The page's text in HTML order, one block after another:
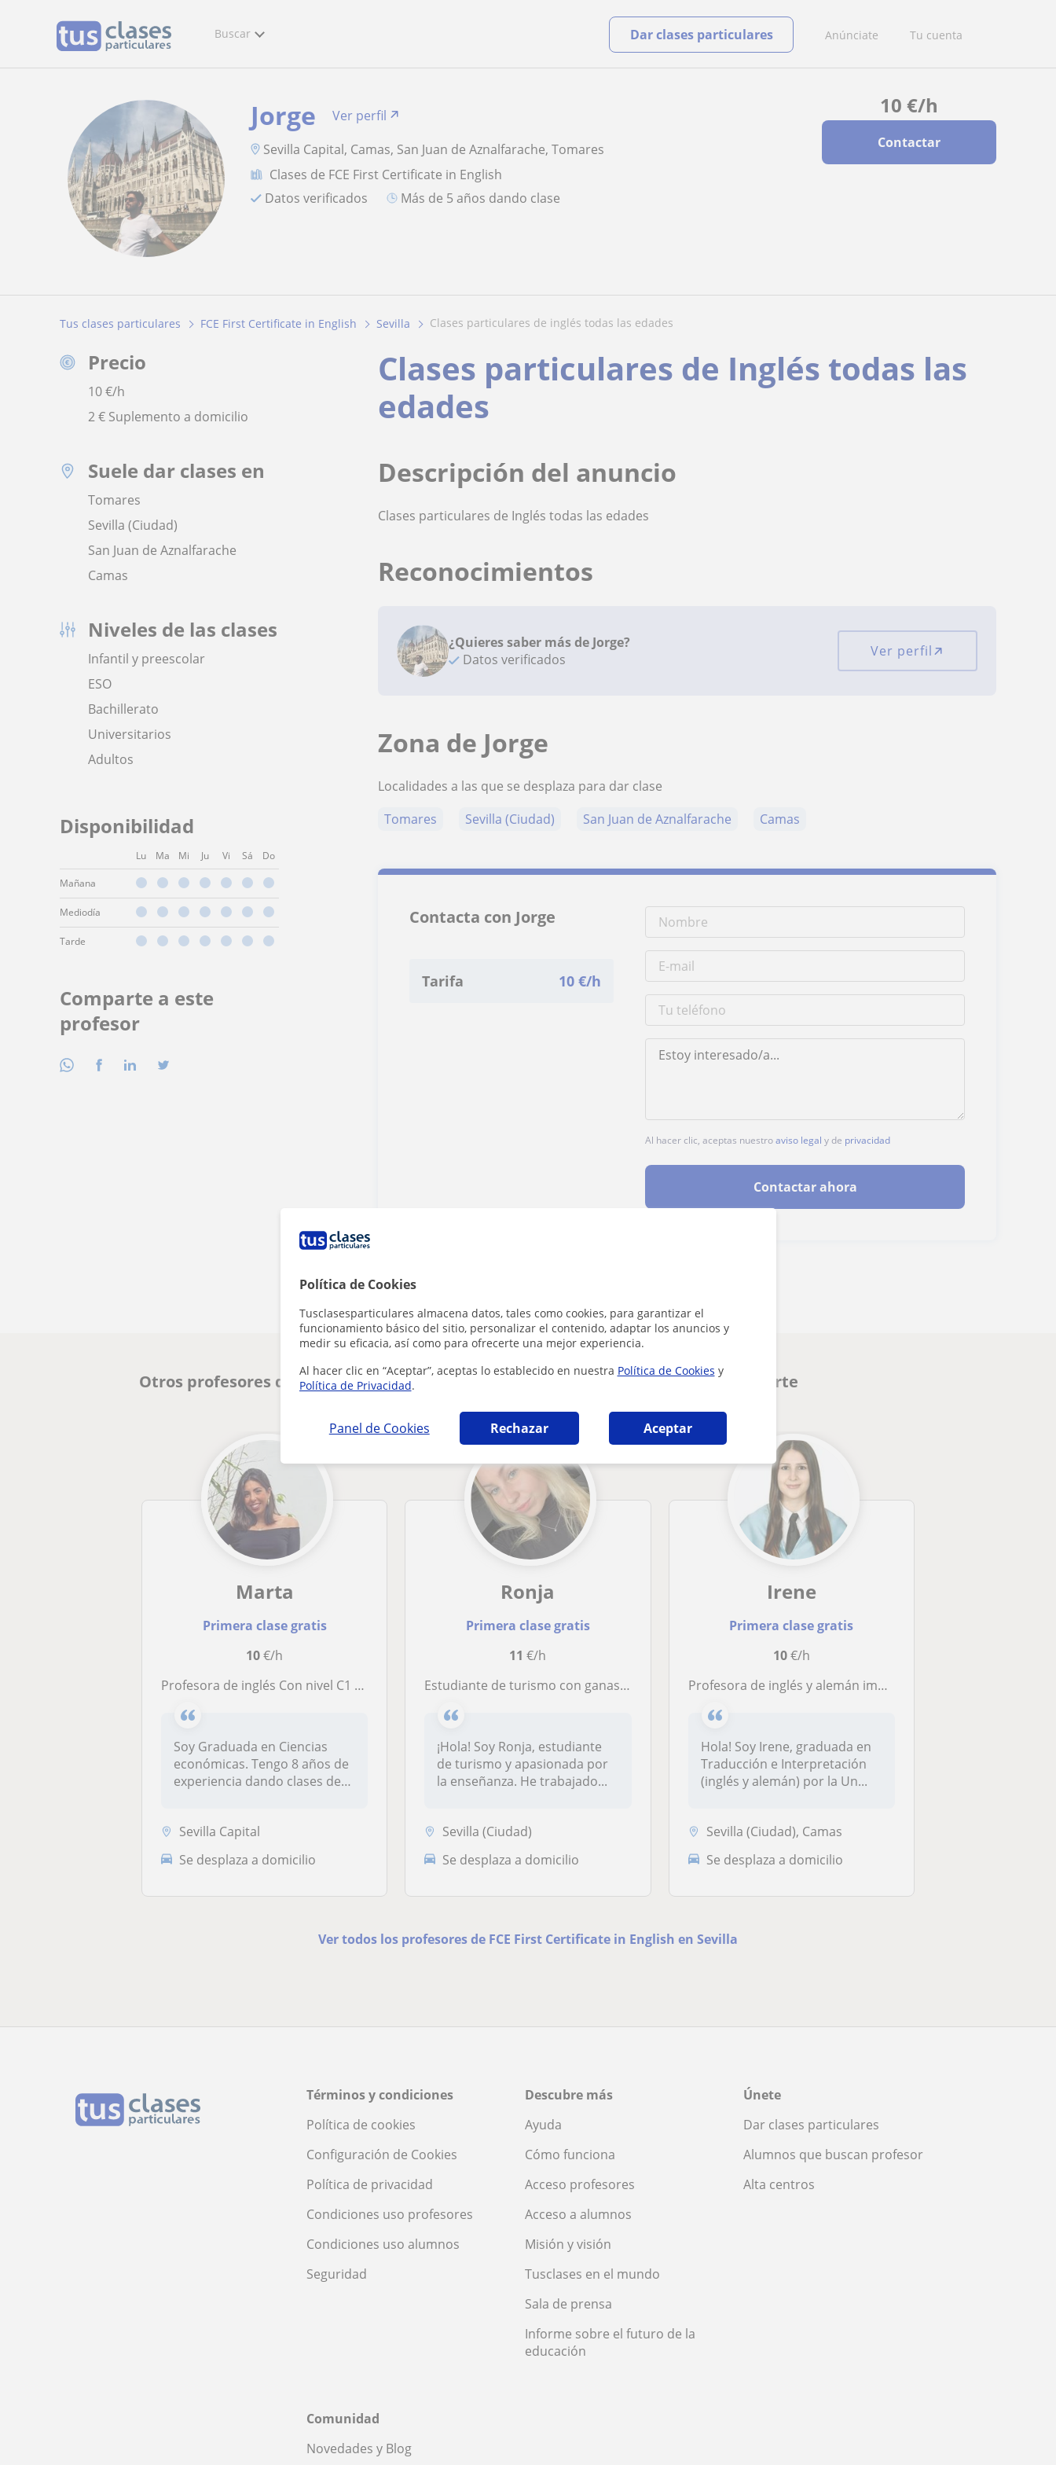
Política de Cookies
Tusclasesparticulares almacena datos, tales como cookies, para garantizar el
funcionamiento básico del sitio, personalizar el contenido, adaptar los anuncios y
medir su eficacia, así como para ofrecerte una mejor experiencia.
Al hacer clic en “Aceptar”, aceptas lo establecido en nuestra Política de Cookies y
Política de Privacidad.
Panel de Cookies Rechazar Aceptar
Buscar Anúnciate Tu cuenta
Dar clases particulares
10 €/h
Contactar
Jorge
Ver perfil
Sevilla Capital, Camas, San Juan de Aznalfarache, Tomares
Clases de FCE First Certificate in English
Datos verificados
más de 5 años dando clase
Tus clases particulares FCE First Certificate in English Sevilla clases particulares de inglés todas las edades
Precio
10€/h
2 € Suplemento a domicilio
Suele dar clases en
Tomares
Sevilla (Ciudad)
San Juan de Aznalfarache
Camas
Niveles de las clases
Infantil y preescolar
ESO
Bachillerato
Universitarios
Adultos
Disponibilidad
Lu Ma Mi Ju Vi Sá Do
Mañana
Mediodía
Tarde
Comparte a este
profesor
Clases particulares de Inglés todas las
edades
Descripción del anuncio
Clases particulares de Inglés todas las edades
Reconocimientos
¿Quieres saber más de Jorge?
Datos verificados
Ver perfil
Zona de Jorge
Localidades a las que se desplaza para dar clase
Tomares
Sevilla (Ciudad) San Juan de Aznalfarache Camas
Contacta con Jorge
Tarifa 10 €/h
Al hacer clic, aceptas nuestroaviso legal y de privacidad
Contactar ahora
Otros profesores de FCE First Certificate in English en Sevilla que pueden interesarte
Marta
Primera clase gratis
10€/h
Profesora de inglés Con nivel C1 y certificado de B2. Ofrezco clases particulares a domicilio, en mi casa u online en la provincia de y Graduada de Ciencias Económicas por lo que podría dar otras materias además de
Soy Graduada en Ciencias
económicas. Tengo 8 años de
experiencia dando clases de
Sevilla Capital
Se desplaza a domicilio
Ronja
Primera clase gratis
11 €/h
Estudiante de turismo con ganas de ayudar a los niños con el inglés
¡Hola! Soy Ronja, estudiante
de turismo y apasionada por
la enseñanza. He trabajado...
Sevilla (Ciudad)
Se desplaza a domicilio
Irene
Primera clase gratis
10€/h
Profesora de inglés y alemán imparte clases a niños y adultos de todas las edades y niveles
Hola! Soy Irene, graduada en
Traducción e Interpretación
(inglés y alemán) por la Un...
Sevilla (Ciudad), Camas
Se desplaza a domicilio
Ver todos los profesores de FCE First Certificate in English en Sevilla
Términos y condiciones
Política de cookies
Configuración de Cookies
Política de privacidad
Condiciones uso profesores
Condiciones uso alumnos
Seguridad
Descubre más
Ayuda
Cómo funciona
Acceso profesores
Acceso a alumnos
Misión y visión
Tusclases en el mundo
Sala de prensa
Informe sobre el futuro de la
educación
Únete
Dar clases particulares
Alumnos que buscan profesor
Alta centros
Comunidad
Novedades y Blog